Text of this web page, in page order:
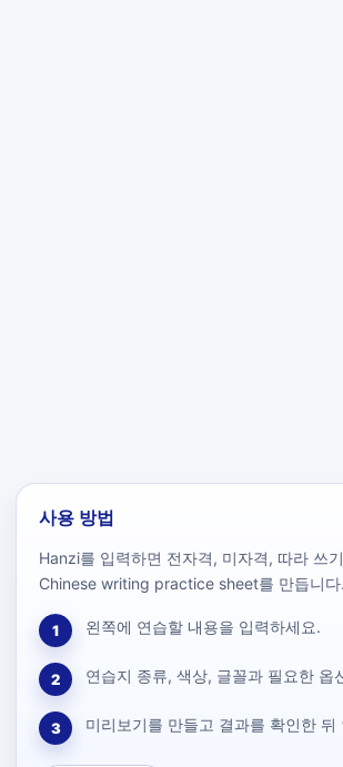
사용 방법
Hanzi를 입력하면 전자격, 미자격, 따라 쓰
Chinese writing practice sheet를 만듭니다.
1 왼쪽에 연습할 내용을 입력하세요.
2 연습지 종류, 색상, 글꼴과 필요한 옵
3 미리보기를 만들고 결과를 확인한 뒤